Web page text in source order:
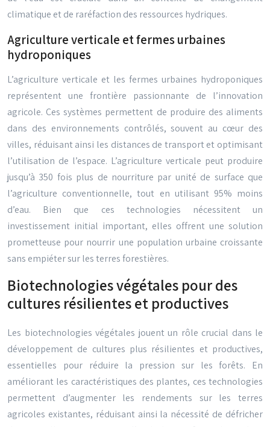
climatique et de raréfaction des ressources hydriques.
Agriculture verticale et fermes urbaines
hydroponiques
L’agriculture verticale et les fermes urbaines hydroponiques
représentent une frontière passionnante de l’innovation
agricole. Ces systèmes permettent de produire des aliments
dans des environnements contrôlés, souvent au cœur des
villes, réduisant ainsi les distances de transport et optimisant
l’utilisation de l’espace. L’agriculture verticale peut produire
jusqu’à 350 fois plus de nourriture par unité de surface que
l’agriculture conventionnelle, tout en utilisant 95% moins
d’eau. Bien que ces technologies nécessitent un
investissement initial important, elles offrent une solution
prometteuse pour nourrir une population urbaine croissante
sans empiéter sur les terres forestières.
Biotechnologies végétales pour des
cultures résilientes et productives
Les biotechnologies végétales jouent un rôle crucial dans le
développement de cultures plus résilientes et productives,
essentielles pour réduire la pression sur les forêts. En
améliorant les caractéristiques des plantes, ces technologies
permettent d’augmenter les rendements sur les terres
agricoles existantes, réduisant ainsi la nécessité de défricher